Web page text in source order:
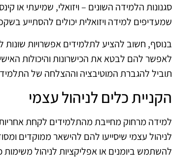
סגנונות הלמידה השונים – ויזואלי, שמיעתי או
שמעדיפים למידה ויזואלית יכולים להסתייע
בנוסף, חשוב להציע לתלמידים אפשרויות שונות
לאפשר להם לבטא את הכישרונות והיכולות
תוביל להגברת המוטיבציה וההצלחה של
הקניית כלים לניהול עצמי
למידה מרחוק מחייבת מהתלמידים לקחת
לניהול עצמי שיסייעו להם להישאר ממוקדים
להשתמש ביומנים או אפליקציות לניהול משימות